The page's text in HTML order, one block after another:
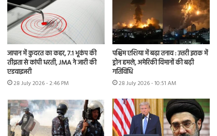
जापान में कुदरत का कहर, 7.1 भूकंप की
तीव्रता से कांपी धरती, JMA ने जारी की
एडवाइजरी
28 July 2026 - 2:46 PM
पश्चिम एशिया में बढ़ा तनाव : उत्तरी इराक में
ड्रोन हमले, अमेरिकी विमानों की बढ़ी
गतिविधि
28 July 2026 - 10:51 AM